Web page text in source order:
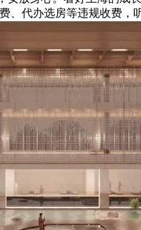
、代办选房等违规收费，